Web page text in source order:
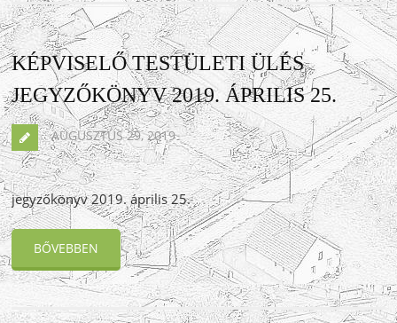
KÉPVISELŐ TESTÜLETI ÜLÉS
JEGYZŐKÖNYV 2019. ÁPRILIS 25.
AUGUSZTUS 29, 2019
jegyzőkönyv 2019. április 25.
BŐVEBBEN